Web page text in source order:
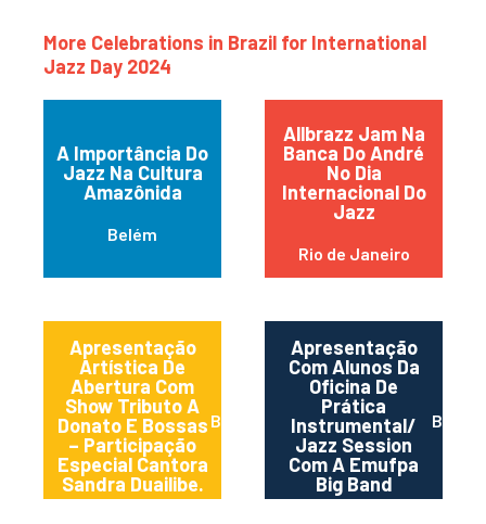
More Celebrations in Brazil for International
Jazz Day 2024
A Importância Do
Jazz Na Cultura
Amazônida
Belém
Allbrazz Jam Na
Banca Do André
No Dia
Internacional Do
Jazz
Rio de Janeiro
Apresentação
Artística De
Abertura Com
Show Tributo A
Donato E Bossas
– Participação
Especial Cantora
Sandra Duailibe.
Belem
Apresentação
Com Alunos Da
Oficina De
Prática
Instrumental/
Jazz Session
Com A Emufpa
Big Band
Belem